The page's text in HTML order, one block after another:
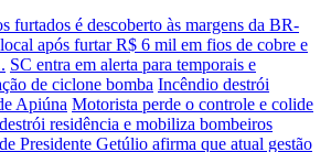
furtados é descoberto às margens da BR-
após furtar R$ 6 mil em fios de cobre e
SC entra em alerta para temporais e
de ciclone bomba Incêndio destrói
Apiúna Motorista perde o controle e colide
residência e mobiliza bombeiros
Presidente Getúlio afirma que atual gestão